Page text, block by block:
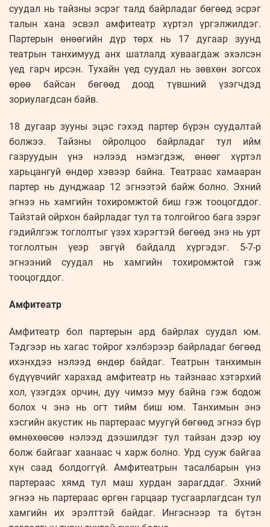
суудал нь тайзны эсрэг талд байрладаг бөгөөд эсрэг
талын хана эсвэл амфитеатр хүртэл үргэлжилдэг.
Партерын өнөөгийн дүр төрх нь 17 дугаар зуунд
театрын танхимууд анх шатлалд хуваагдаж эхэлсэн
үед гарч ирсэн. Тухайн үед суудал нь зөвхөн зогсох
өрөө байсан бөгөөд доод түвшний үзэгчдэд
зориулагдсан байв.
18 дугаар зууны эцэс гэхэд партер бүрэн суудалтай
болжээ. Тайзны ойролцоо байрладаг тул ийм
газруудын үнэ нэлээд нэмэгдэж, өнөөг хүртэл
харьцангуй өндөр хэвээр байна. Театраас хамааран
партер нь дунджаар 12 эгнээтэй байж болно. Эхний
эгнээ нь хамгийн тохиромжтой биш гэж тооцогддог.
Тайзтай ойрхон байрладаг тул та толгойгоо бага зэрэг
гэдийлгэж тоглолтыг үзэх хэрэгтэй бөгөөд энэ нь урт
тоглолтын үеэр эвгүй байдалд хүргэдэг. 5-7-р
эгнээний суудал нь хамгийн тохиромжтой гэж
тооцогддог.
Амфитеатр
Амфитеатр бол партерын ард байрлах суудал юм.
Тэдгээр нь хагас тойрог хэлбэрээр байрладаг бөгөөд
ихэнхдээ нэлээд өндөр байдаг. Театрын танхимын
бүдүүвчийг харахад амфитеатр нь тайзнаас хэтэрхий
хол, үзэгдэх орчин, дуу чимээ муу байна гэж бодож
болох ч энэ нь огт тийм биш юм. Танхимын энэ
хэсгийн акустик нь партераас муугүй бөгөөд эгнээ бүр
өмнөхөөсөө нэлээд дээшилдэг тул тайзан дээр юу
болж байгааг хаанаас ч харж болно. Урд сууж байгаа
хүн саад болдоггүй. Амфитеатрын тасалбарын үнэ
партераас хямд тул маш хурдан зарагддаг. Эхний
эгнээ нь партераас өргөн гарцаар тусгаарлагдсан тул
хамгийн их эрэлттэй байдаг. Ингэснээр та бүтэн